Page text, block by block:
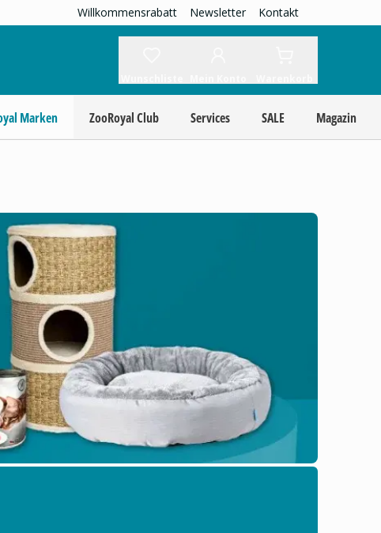
Willkommensrabatt Newsletter Kontakt
Marken ZooRoyal Club Services SALE Magazin